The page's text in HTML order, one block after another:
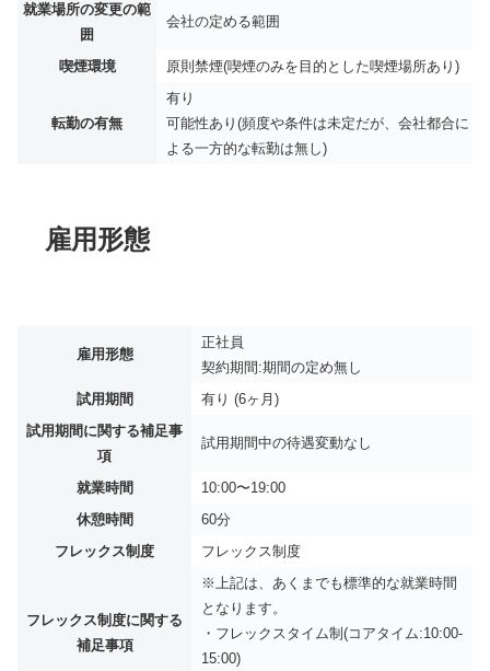
就業場所の変更の範
囲
会社の定める範囲
喫煙環境 原則禁煙(喫煙のみを目的とした喫煙場所あり)
転勤の有無
有り
可能性あり(頻度や条件は未定だが、会社都合に
よる一方的な転勤は無し)
雇用形態
雇用形態
正社員
契約期間:期間の定め無し
試用期間
有り (6ヶ月)
試用期間に関する補足事
項
試用期間中の待遇変動なし
就業時間
10:00〜19:00
休憩時間
60分
フレックス制度
フレックス制度
フレックス制度に関する
補足事項
※上記は、あくまでも標準的な就業時間
となります。
・フレックスタイム制(コアタイム:10:00-
15:00)